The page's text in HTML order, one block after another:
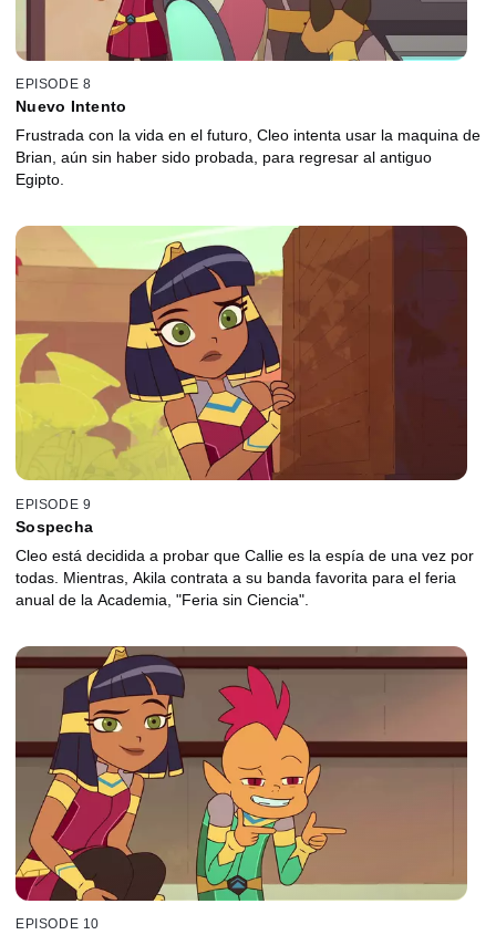
EPISODE 8
Nuevo Intento
Frustrada con la vida en el futuro, Cleo intenta usar la maquina de
Brian, aún sin haber sido probada, para regresar al antiguo
Egipto.
EPISODE 9
Sospecha
Cleo está decidida a probar que Callie es la espía de una vez por
todas. Mientras, Akila contrata a su banda favorita para el feria
anual de la Academia, "Feria sin Ciencia".
EPISODE 10